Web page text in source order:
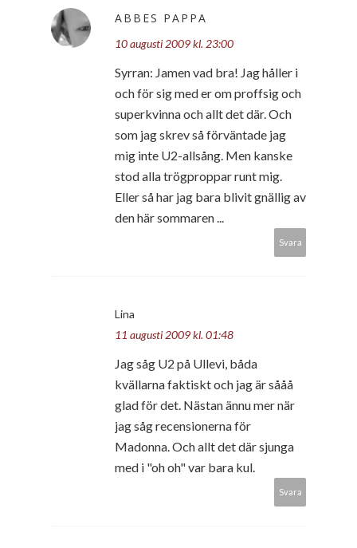
ABBES PAPPA
10 augusti 2009 kl. 23:00
Syrran: Jamen vad bra! Jag håller i
och för sig med er om proffsig och
superkvinna och allt det där. Och
som jag skrev så förväntade jag
mig inte U2-allsång. Men kanske
stod alla trögproppar runt mig.
Eller så har jag bara blivit gnällig av
den här sommaren ...
Svara
Lina
11 augusti 2009 kl. 01:48
Jag såg U2 på Ullevi, båda
kvällarna faktiskt och jag är sååå
glad för det. Nästan ännu mer när
jag såg recensionerna för
Madonna. Och allt det där sjunga
med i "oh oh" var bara kul.
Svara